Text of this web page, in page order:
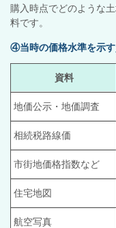
購入時点でどのような
料です。
④当時の価格水準を示
資料
地価公示・地価調査
相続税路線価
市街地価格指数など
住宅地図
航空写真